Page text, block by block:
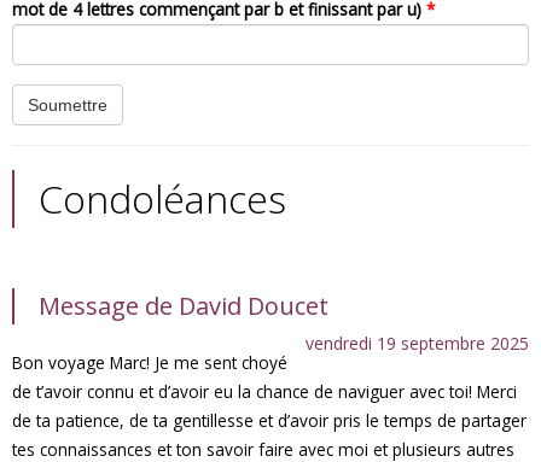
mot de 4 lettres commençant par b et finissant par u) *
Condoléances
Message de David Doucet
vendredi 19 septembre 2025
Bon voyage Marc! Je me sent choyé
de t’avoir connu et d’avoir eu la chance de naviguer avec toi! Merci
de ta patience, de ta gentillesse et d’avoir pris le temps de partager
tes connaissances et ton savoir faire avec moi et plusieurs autres